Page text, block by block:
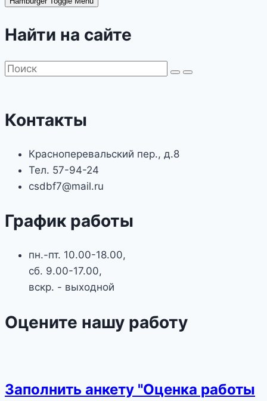
Найти на сайте
Контакты
Красноперевальский пер., д.8
Тел. 57-94-24
csdbf7@mail.ru
График работы
пн.-пт. 10.00-18.00,
сб. 9.00-17.00,
вскр. - выходной
Оцените нашу работу
Заполнить анкету "Оценка работы